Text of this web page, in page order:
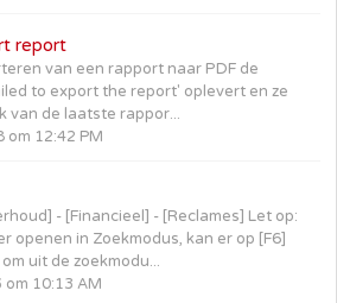
report
van een rapport naar PDF de
to export the report' oplevert en ze
van de laatste rappor...
om 12:42 PM
- [Financieel] - [Reclames] Let op:
openen in Zoekmodus, kan er op [F6]
uit de zoekmodu...
om 10:13 AM